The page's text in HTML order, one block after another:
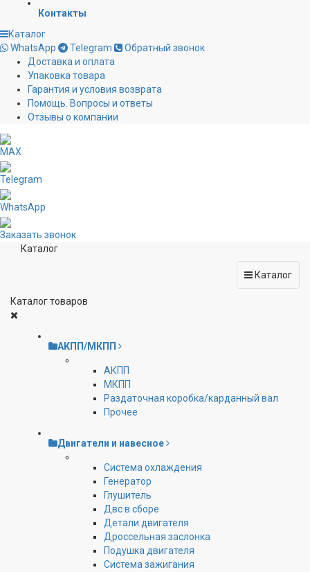
Контакты
Каталог
WhatsApp
Telegram
Обратный звонок
Доставка и оплата
Упаковка товара
Гарантия и условия возврата
Помощь. Вопросы и ответы
Отзывы о компании
MAX
Telegram
WhatsApp
Заказать звонок
Каталог
Каталог
Каталог товаров
АКПП/МКПП
АКПП
МКПП
Раздаточная коробка/карданный вал
Прочее
Двигатели и навесное
Cистема охлаждения
Генератор
Глушитель
Двс в сборе
Детали двигателя
Дроссельная заслонка
Подушка двигателя
Система зажигания